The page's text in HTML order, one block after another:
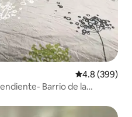
Calificación
4.8 (399)
Barrio de la